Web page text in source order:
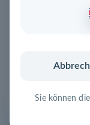
Sie können
Diese Domain
Schnell,